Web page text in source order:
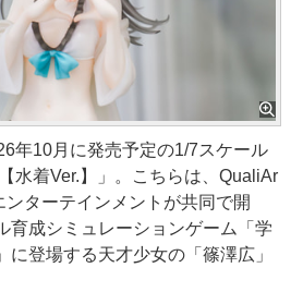
年10月に発売予定の1/7スケール
水着Ver.】」。こちらは、QualiAr
ターテインメントが共同で開
育成シミュレーションゲーム「学
に登場する天才少女の「篠澤広」